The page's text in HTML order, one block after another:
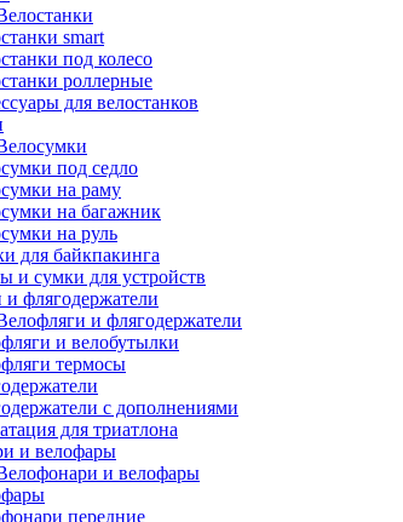
smart
под колесо
роллерные
для велостанков
под седло
на раму
на багажник
на руль
для байкпакинга
и сумки для устройств
флягодержатели
и флягодержатели
и велобутылки
термосы
с дополнениями
для триатлона
и велофары
и велофары
передние